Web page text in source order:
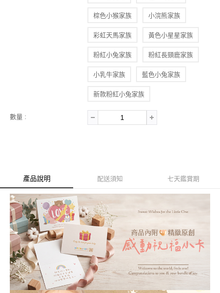
棕色小猴家族 小浣熊家族
彩虹天馬家族 黃色小星星家族
粉紅小兔家族 粉紅長頸鹿家族
小乳牛家族 藍色小兔家族
新款粉紅小兔家族
數量 :
產品說明 配送須知 七天鑑賞期